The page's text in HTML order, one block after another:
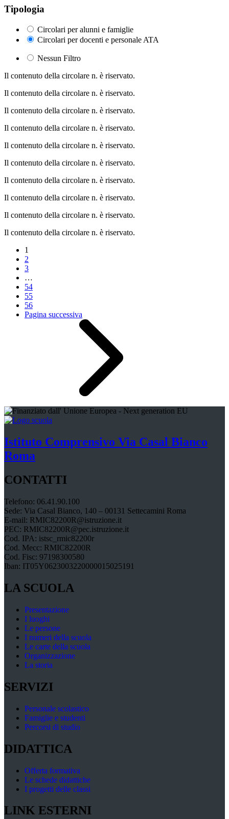
Tipologia
Circolari per alunni e famiglie
Circolari per docenti e personale ATA
Nessun Filtro
Il contenuto della circolare n. è riservato.
Il contenuto della circolare n. è riservato.
Il contenuto della circolare n. è riservato.
Il contenuto della circolare n. è riservato.
Il contenuto della circolare n. è riservato.
Il contenuto della circolare n. è riservato.
Il contenuto della circolare n. è riservato.
Il contenuto della circolare n. è riservato.
Il contenuto della circolare n. è riservato.
Il contenuto della circolare n. è riservato.
1
2
3
…
54
55
56
Pagina successiva
Istituto Comprensivo Via Casal Bianco
Roma
CONTATTI
Telefono: 06.41.90.100
Sede: Via Casal Bianco, 140 – 00131 Settecamini Roma
E-mail: RMIC82200R@istruzione.it
PEC: RMIC82200R@pec.istruzione.it
Cod. IPA: istsc_rmic82200r
Cod. Mecc: RMIC82200R
Cod. Fisc: 97198300580
Iban: IT05Y0623003220000015025191
LA SCUOLA
Presentazione
I luoghi
Le persone
I numeri della scuola
Le carte della scuola
Organizzazione
La storia
SERVIZI
Personale scolastico
Famiglie e studenti
Percorsi di studio
DIDATTICA
Offerta formativa
Le schede didattiche
I progetti delle classi
LINK ESTERNI